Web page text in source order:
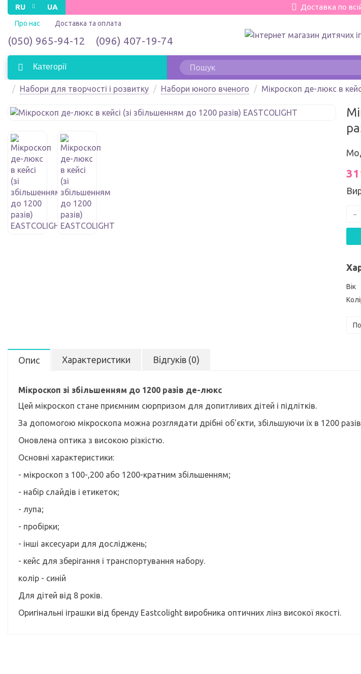
Доставка по
RU UA
Про нас Доставка та оплата
(050) 965-94-12 (096) 407-19-74
Категорії
Набори для творчості і розвитку Набори юного вченого Мікроскоп де-люкс в
Вік
Опис Характеристики Відгуків (0)
Мікроскоп зі збільшенням до 1200 разів де-люкс
Цей мікроскоп стане приємним сюрпризом для допитливих дітей і підлітків.
За допомогою мікроскопа можна розглядати дрібні об'єкти, збільшуючи їх в 1200
Оновлена оптика з високою різкістю.
Основні характеристики:
- мікроскоп з 100-,200 або 1200-кратним збільшенням;
- набір слайдів і етикеток;
- лупа;
- пробірки;
- інші аксесуари для досліджень;
- кейс для зберігання і транспортування набору.
колір - синій
Для дітей від 8 років.
Оригінальні іграшки від бренду Eastcolіght виробника оптичних лінз високої якості.